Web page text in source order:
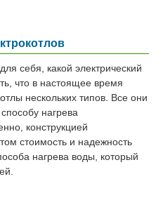
себя, какой электрический
что в настоящее время
нескольких типов. Все они
нагрева
конструкцией
стоимость и надежность
нагрева воды, который